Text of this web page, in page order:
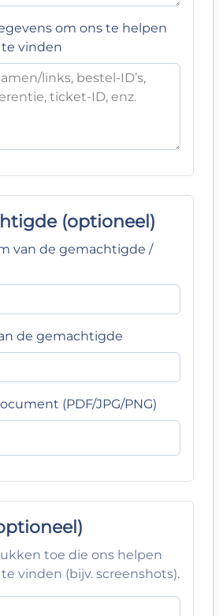
om ons te helpen
vinden
(optioneel)
van de gemachtigde /
de gemachtigde
(PDF/JPG/PNG)
toe die ons helpen
vinden (bijv. screenshots).